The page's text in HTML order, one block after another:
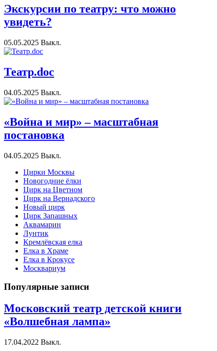
Экскурсии по театру: что можно
увидеть?
05.05.2025 Выкл.
Театр.doc
04.05.2025 Выкл.
«Война и мир» – масштабная
постановка
04.05.2025 Выкл.
Цирки Москвы
Новогодние ёлки
Цирк на Цветном
Цирк на Вернадского
Новый цирк
Цирк Запашных
Аквамарин
Лунтик
Кремлёвская елка
Елка в Храме
Елка в Крокусе
Москвариум
Популярные записи
Московский театр детской книги
«Волшебная лампа»
17.04.2022 Выкл.